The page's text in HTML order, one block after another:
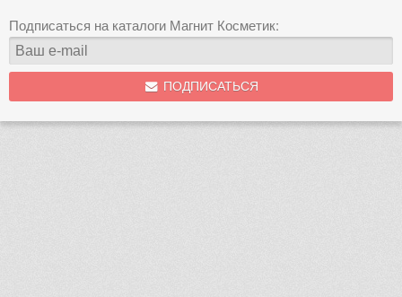
Подписаться на каталоги Магнит Косметик:
ПОДПИСАТЬСЯ